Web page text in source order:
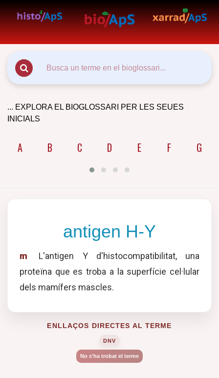
... EXPLORA EL BIOGLOSSARI PER LES SEUES
INICIALS
A B C D E F G
antigen H-Y
m
L'antigen Y d'histocompatibilitat, una
proteïna que es troba a la superfície cel·lular
dels mamífers mascles.
ENLLAÇOS DIRECTES AL TERME
DNV
No s'ha trobat el terme